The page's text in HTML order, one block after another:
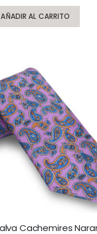
AÑADIR AL CARRITO